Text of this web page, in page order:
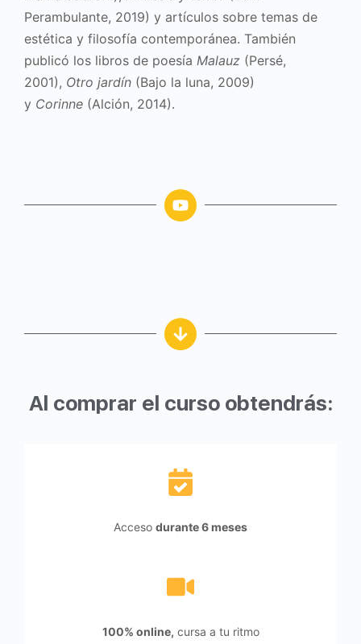
Perambulante, 2019) y artículos sobre temas de
estética y filosofía contemporánea. También
publicó los libros de poesía Malauz (Persé,
2001), Otro jardín (Bajo la luna, 2009)
y Corinne (Alción, 2014).
Al comprar el curso obtendrás:
Acceso durante 6 meses
100% online, cursa a tu ritmo